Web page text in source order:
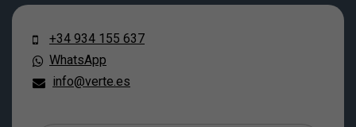
+34 934 155 637
WhatsApp
info@verte.es